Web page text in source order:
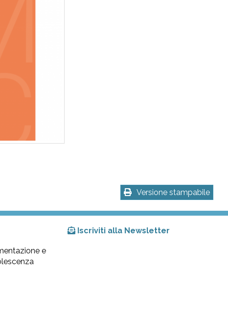
Versione stampabile
e
Iscriviti alla Newsletter